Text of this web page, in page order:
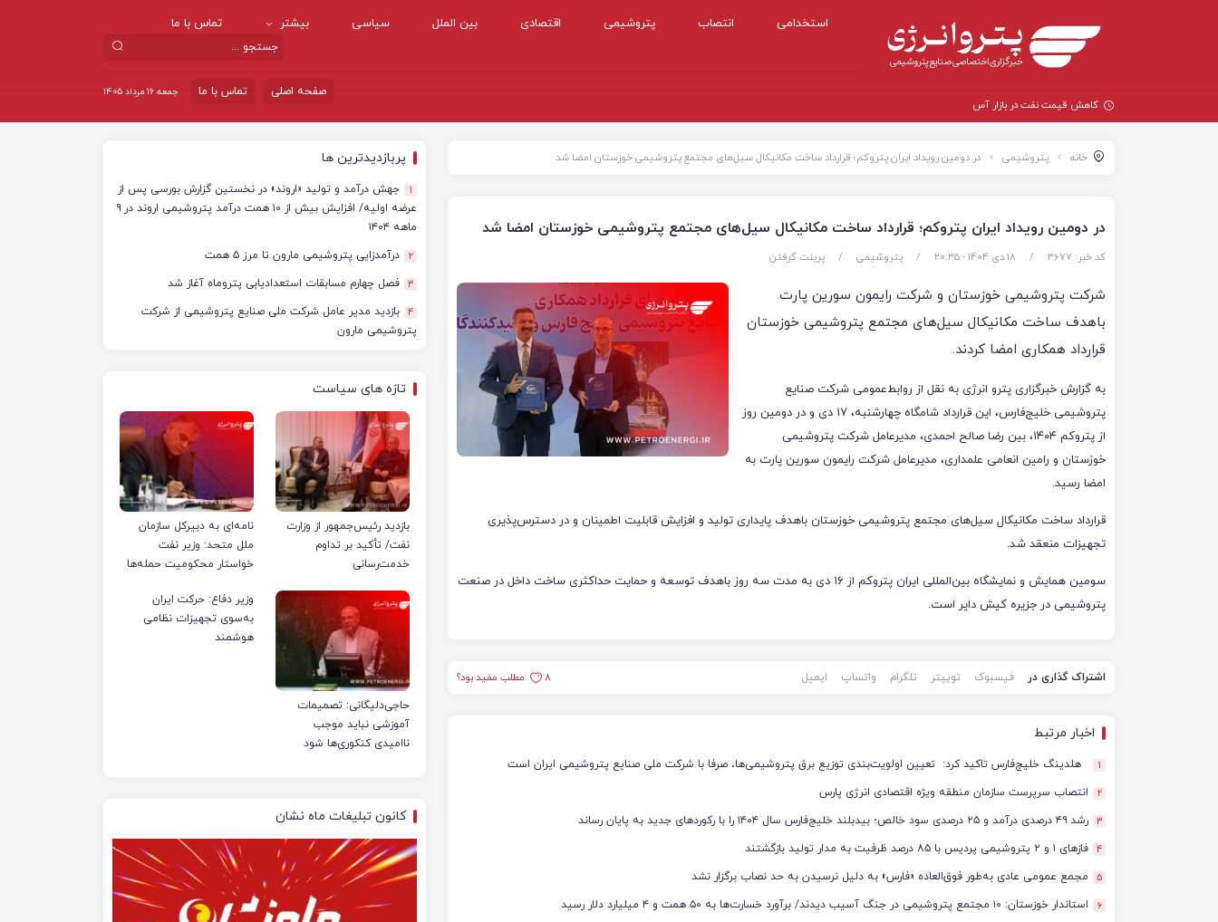
استخدامی انتصاب پتروشیمی اقتصادی بین الملل سیاسی بیشتر تماس با ما
جمعه ۱۶ مرداد ۱۴۰۵ تماس با ما
صفحه اصلی
کاهش قیمت نفت در بازار آسیا تحت تأثیر
خانه پتروشیمی در دومین رویداد ایران پتروکم؛ قرارداد ساخت مکانیکال سیل‌های مجتمع پتروشیمی خوزستان امضا شد
در دومین رویداد ایران پتروکم؛ قرارداد ساخت مکانیکال سیل‌های مجتمع پتروشیمی خوزستان امضا شد
کد خبر: 3677 / 18 دی 1404 - ۲۰:۳۵ / پتروشیمی / پرینت گرفتن
شرکت پتروشیمی خوزستان و شرکت رایمون سورین پارت
باهدف ساخت مکانیکال سیل‌های مجتمع پتروشیمی خوزستان
قرارداد همکاری امضا کردند.
به گزارش خبرگزاری پترو انرژی به نقل از روابط‌عمومی شرکت صنایع
پتروشیمی خلیج‌فارس، این قرارداد شامگاه چهارشنبه، ۱۷ دی و در دومین روز
از پتروکم ۱۴۰۴، بین رضا صالح احمدی، مدیرعامل شرکت پتروشیمی
خوزستان و رامین انعامی علمداری، مدیرعامل شرکت رایمون سورین پارت به
امضا رسید.
قرارداد ساخت مکانیکال سیل‌های مجتمع پتروشیمی خوزستان باهدف پایداری تولید و افزایش قابلیت اطمینان و در دسترس‌پذیری
تجهیزات منعقد شد.
سومین همایش و نمایشگاه بین‌المللی ایران پتروکم از ۱۶ دی به مدت سه روز باهدف توسعه و حمایت حداکثری ساخت داخل در صنعت
پتروشیمی در جزیره کیش دایر است.
اشتراک گذاری در فیسبوک توییتر تلگرام واتساپ ایمیل 8 مطلب مفید بود؟
اخبار مرتبط
1 هلدینگ خلیج‌فارس تاکید کرد: تعیین اولویت‌بندی توزیع برق پتروشیمی‌ها، صرفا با شرکت ملی صنایع پتروشیمی ایران است
2 انتصاب سرپرست سازمان منطقه ویژه اقتصادی انرژی پارس
3 رشد ۴۹ درصدی درآمد و ۲۵ درصدی سود خالص؛ بیدبلند خلیج‌فارس سال ۱۴۰۴ را با رکوردهای جدید به پایان رساند
4 فازهای ۱ و ۲ پتروشیمی پردیس با ۸۵ درصد ظرفیت به مدار تولید بازگشتند
5 مجمع عمومی عادی به‌طور فوق‌العاده «فارس» به دلیل نرسیدن به حد نصاب برگزار نشد
6 استاندار خوزستان: ۱۰ مجتمع پتروشیمی در جنگ آسیب دیدند/ برآورد خسارت‌ها به ۵۰ همت و ۴ میلیارد دلار رسید
پربازدیدترین ها
1
جهش درآمد و تولید «اروند» در نخستین گزارش بورسی پس از
عرضه اولیه/ افزایش بیش از ۱۰ همت درآمد پتروشیمی اروند در ۹
ماهه ۱۴۰۴
2 درآمدزایی پتروشیمی مارون تا مرز ۵ همت
3 فصل چهارم مسابقات استعدادیابی پتروماه آغاز شد
4 بازدید مدیر عامل شرکت ملی صنایع پتروشیمی از شرکت
پتروشیمی مارون
تازه های سیاست
بازدید رئیس‌جمهور از وزارت
نفت/ تأکید بر تداوم
خدمت‌رسانی
نامه‌ای به دبیرکل سازمان
ملل متحد: وزیر نفت
خواستار محکومیت حمله‌ها
ایران شد
حاجی‌دلیگانی: تصمیمات
آموزشی نباید موجب
ناامیدی کنکوری‌ها شود
وزیر دفاع: حرکت ایران
به‌سوی تجهیزات نظامی
هوشمند
کانون تبلیغات ماه نشان